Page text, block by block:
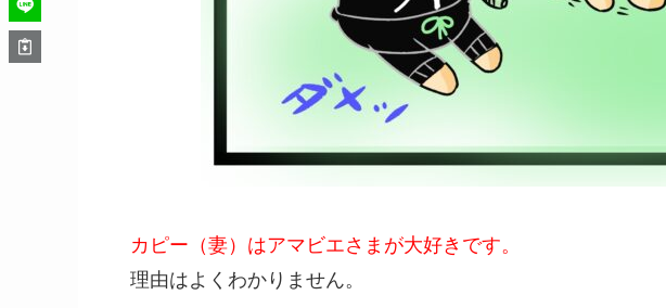
カピー（妻）はアマビエさまが大好きです。
理由はよくわかりません。